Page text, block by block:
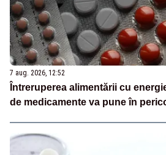
7 aug. 2026, 12:52
Întreruperea alimentării cu
de medicamente va pune în